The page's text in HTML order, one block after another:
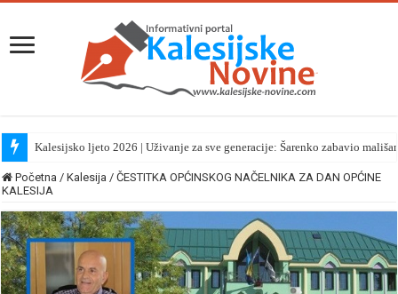
Kalesijsko ljeto 2026 | Uživanje za sve generacije: Šarenko zabavio
Početna / Kalesija / ČESTITKA OPĆINSKOG NAČELNIKA ZA DAN OPĆINE
KALESIJA